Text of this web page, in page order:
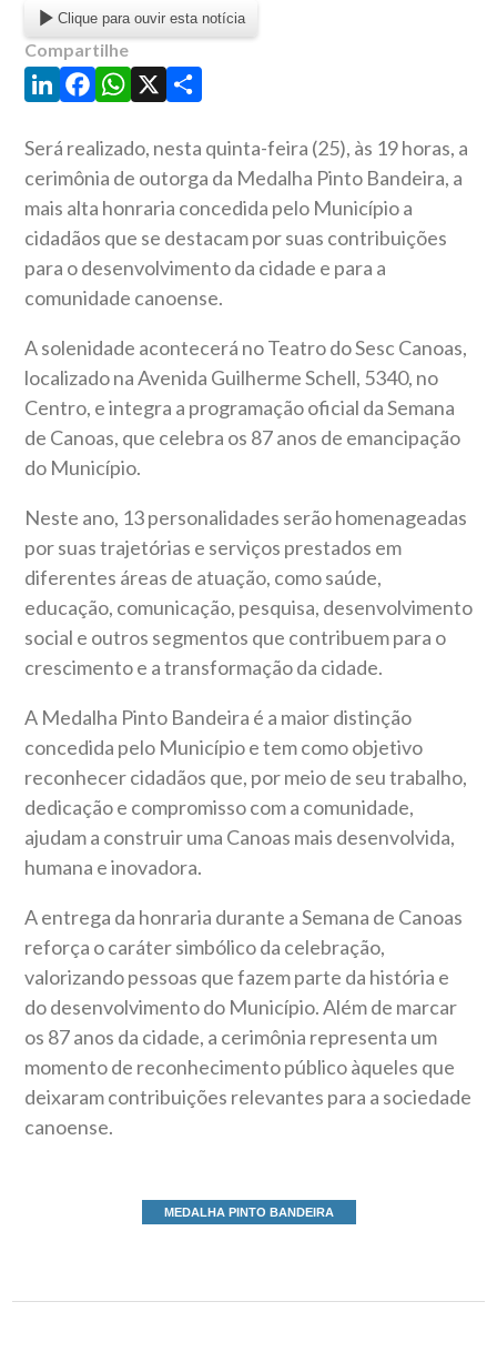
Clique para ouvir esta notícia
Compartilhe
LinkedIn
Facebook
WhatsApp
X Share
Será realizado, nesta quinta-feira (25), às 19 horas, a
cerimônia de outorga da Medalha Pinto Bandeira, a
mais alta honraria concedida pelo Município a
cidadãos que se destacam por suas contribuições
para o desenvolvimento da cidade e para a
comunidade canoense.
A solenidade acontecerá no Teatro do Sesc Canoas,
localizado na Avenida Guilherme Schell, 5340, no
Centro, e integra a programação oficial da Semana
de Canoas, que celebra os 87 anos de emancipação
do Município.
Neste ano, 13 personalidades serão homenageadas
por suas trajetórias e serviços prestados em
diferentes áreas de atuação, como saúde,
educação, comunicação, pesquisa, desenvolvimento
social e outros segmentos que contribuem para o
crescimento e a transformação da cidade.
A Medalha Pinto Bandeira é a maior distinção
concedida pelo Município e tem como objetivo
reconhecer cidadãos que, por meio de seu trabalho,
dedicação e compromisso com a comunidade,
ajudam a construir uma Canoas mais desenvolvida,
humana e inovadora.
A entrega da honraria durante a Semana de Canoas
reforça o caráter simbólico da celebração,
valorizando pessoas que fazem parte da história e
do desenvolvimento do Município. Além de marcar
os 87 anos da cidade, a cerimônia representa um
momento de reconhecimento público àqueles que
deixaram contribuições relevantes para a sociedade
canoense.
MEDALHA PINTO BANDEIRA